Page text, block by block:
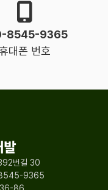
8545-9365
대폰 번호
번길 30
9365